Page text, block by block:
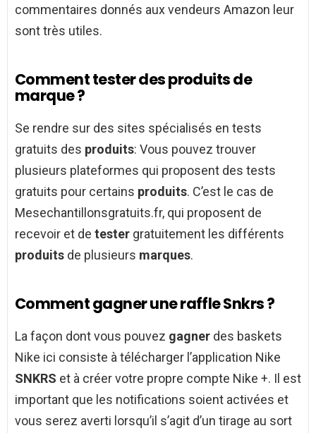
commentaires donnés aux vendeurs Amazon leur
sont très utiles.
Comment tester des produits de
marque ?
Se rendre sur des sites spécialisés en tests
gratuits des produits: Vous pouvez trouver
plusieurs plateformes qui proposent des tests
gratuits pour certains produits. C’est le cas de
Mesechantillonsgratuits.fr, qui proposent de
recevoir et de tester gratuitement les différents
produits de plusieurs marques.
Comment gagner une raffle Snkrs ?
La façon dont vous pouvez gagner des baskets
Nike ici consiste à télécharger l’application Nike
SNKRS et à créer votre propre compte Nike +. Il est
important que les notifications soient activées et
vous serez averti lorsqu’il s’agit d’un tirage au sort